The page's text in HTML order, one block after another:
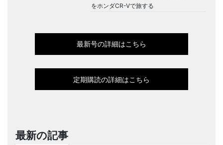
をホンダCR-Vで旅する
最新号の詳細はこちら
定期購読の詳細はこちら
最新の記事